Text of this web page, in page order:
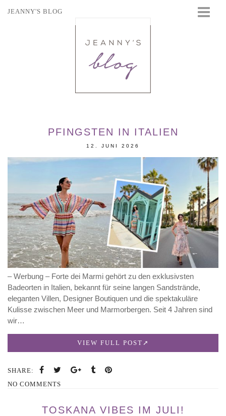
JEANNY'S BLOG
PFINGSTEN IN ITALIEN
12. JUNI 2026
– Werbung – Forte dei Marmi gehört zu den exklusivsten
Badeorten in Italien, bekannt für seine langen Sandstrände,
eleganten Villen, Designer Boutiquen und die spektakuläre
Kulisse zwischen Meer und Marmorbergen. Seit 4 Jahren sind
wir…
VIEW FULL POST
SHARE:
NO COMMENTS
TOSKANA VIBES IM JULI!